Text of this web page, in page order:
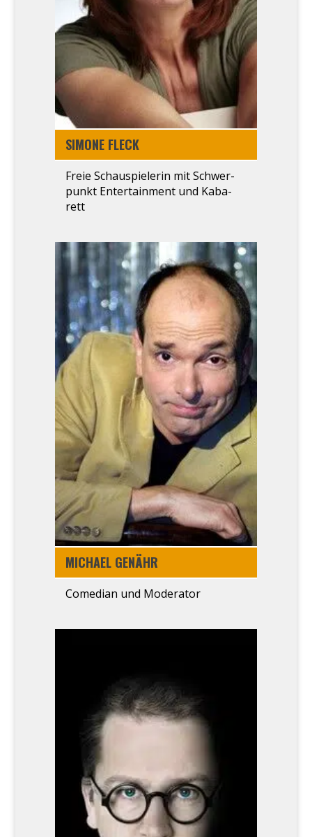
SIMO­NE FLECK
Freie Schau­spielerin mit Schwer­
punkt Entertain­ment und Kaba­
rett
MICHA­EL GENÄHR
Come­di­an und Mode­ra­tor